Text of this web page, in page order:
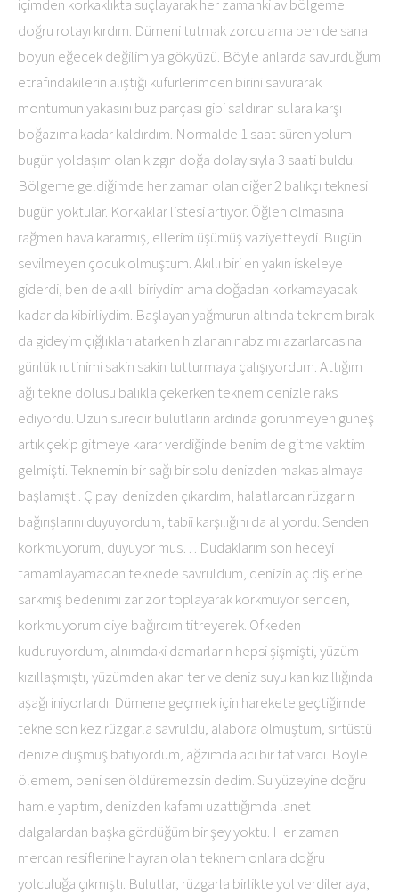
içimden korkaklıkta suçlayarak her zamanki av bölgeme
doğru rotayı kırdım. Dümeni tutmak zordu ama ben de sana
boyun eğecek değilim ya gökyüzü. Böyle anlarda savurduğum
etrafındakilerin alıştığı küfürlerimden birini savurarak
montumun yakasını buz parçası gibi saldıran sulara karşı
boğazıma kadar kaldırdım. Normalde 1 saat süren yolum
bugün yoldaşım olan kızgın doğa dolayısıyla 3 saati buldu.
Bölgeme geldiğimde her zaman olan diğer 2 balıkçı teknesi
bugün yoktular. Korkaklar listesi artıyor. Öğlen olmasına
rağmen hava kararmış, ellerim üşümüş vaziyetteydi. Bugün
sevilmeyen çocuk olmuştum. Akıllı biri en yakın iskeleye
giderdi, ben de akıllı biriydim ama doğadan korkamayacak
kadar da kibirliydim. Başlayan yağmurun altında teknem bırak
da gideyim çığlıkları atarken hızlanan nabzımı azarlarcasına
günlük rutinimi sakin sakin tutturmaya çalışıyordum. Attığım
ağı tekne dolusu balıkla çekerken teknem denizle raks
ediyordu. Uzun süredir bulutların ardında görünmeyen güneş
artık çekip gitmeye karar verdiğinde benim de gitme vaktim
gelmişti. Teknemin bir sağı bir solu denizden makas almaya
başlamıştı. Çıpayı denizden çıkardım, halatlardan rüzgarın
bağırışlarını duyuyordum, tabii karşılığını da alıyordu. Senden
korkmuyorum, duyuyor mus… Dudaklarım son heceyi
tamamlayamadan teknede savruldum, denizin aç dişlerine
sarkmış bedenimi zar zor toplayarak korkmuyor senden,
korkmuyorum diye bağırdım titreyerek. Öfkeden
kuduruyordum, alnımdaki damarların hepsi şişmişti, yüzüm
kızıllaşmıştı, yüzümden akan ter ve deniz suyu kan kızıllığında
aşağı iniyorlardı. Dümene geçmek için harekete geçtiğimde
tekne son kez rüzgarla savruldu, alabora olmuştum, sırtüstü
denize düşmüş batıyordum, ağzımda acı bir tat vardı. Böyle
ölemem, beni sen öldüremezsin dedim. Su yüzeyine doğru
hamle yaptım, denizden kafamı uzattığımda lanet
dalgalardan başka gördüğüm bir şey yoktu. Her zaman
mercan resiflerine hayran olan teknem onlara doğru
yolculuğa çıkmıştı. Bulutlar, rüzgarla birlikte yol verdiler aya,